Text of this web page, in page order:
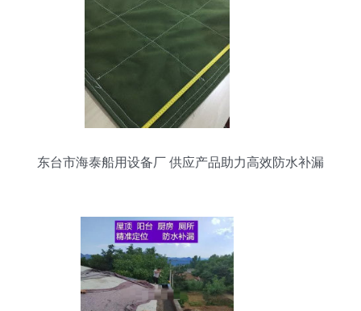
东台市海泰船用设备厂 供应产品助力高效防水补漏